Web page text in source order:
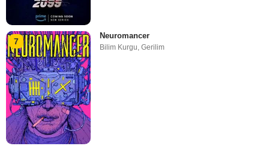
7
Neuromancer
Bilim Kurgu,Gerilim